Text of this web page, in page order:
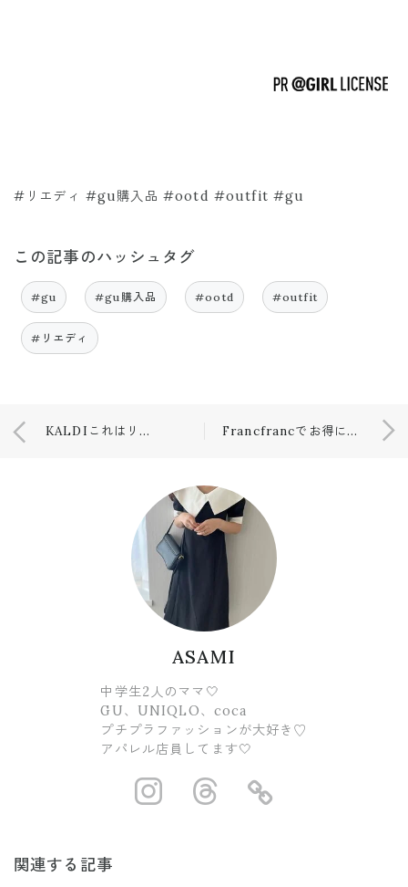
#リエディ #gu購入品 #ootd #outfit #gu
この記事のハッシュタグ
#gu #gu購入品 #ootd #outfit
#リエディ
KALDIこれはリピなし🥺 Francfrancでお得に購入🛒
ASAMI
中学生2人のママ🤍
GU、UNIQLO、coca
プチプラファッションが大好き♡
アパレル店員してます🤍
https://https://
関連する記事